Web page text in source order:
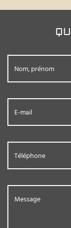
Nom, prénom
E-mail
Téléphone
Message